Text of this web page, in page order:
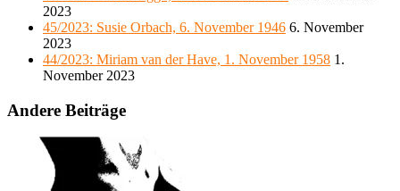
2023
45/2023: Susie Orbach, 6. November 1946 6. November
2023
44/2023: Miriam van der Have, 1. November 1958 1.
November 2023
Andere Beiträge